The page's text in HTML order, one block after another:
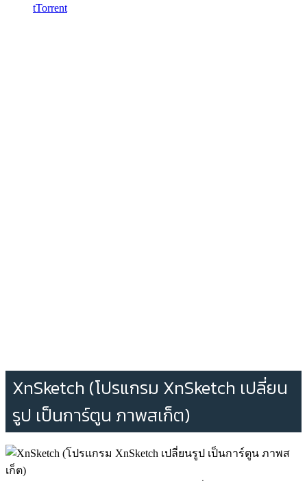
tTorrent
XnSketch (โปรแกรม XnSketch เปลี่ยน
รูป เป็นการ์ตูน ภาพสเก็ต)